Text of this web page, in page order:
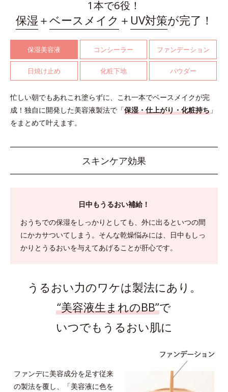
1本で6役！
保湿＋ベースメイク ＋ UV対策が完了！
保湿美容液 コンシーラー ファンデーション
日焼け止め 化粧下地 パウダー
忙しい朝でもあれこれ塗らずに、これ一本でベースメイクが完
成！ 独自に開発した美容液製法で「保湿・仕上がり・化粧持ち 」
をまとめて叶えます。
スキンケア効果
日中もうるおい補給！
おうちでの保湿をしっかりとしても、外に出るといつの間
にかカサついてしまう。 そんな乾燥悩みには、日中もしっ
かりとうるおいを与えてあげることが肝心です。
うるおい力のワケは製法にあり。
“美容液生まれのBB”で
いつでもうるおい肌に
ファンデに美容成分を足す従来
の製法を覆し、「美容液に色を